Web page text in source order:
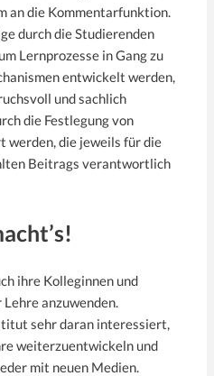
an die Kommentarfunktion.
durch die Studierenden
Lernprozesse in Gang zu
entwickelt werden,
und sachlich
die Festlegung von
werden, die jeweils für die
Beitrags verantwortlich
ihre Kolleginnen und
anzuwenden.
sehr daran interessiert,
weiterzuentwickeln und
mit neuen Medien.